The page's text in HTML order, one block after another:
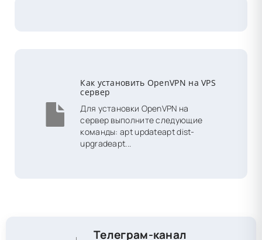
Как установить OpenVPN на VPS
сервер
Для установки OpenVPN на
сервер выполните следующие
команды: apt updateapt dist-
upgradeapt...
Телеграм-канал